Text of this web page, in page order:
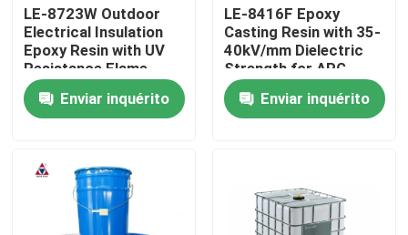
Para casa
Produtos
Espetáculo VR
LE-8723W Outdoor
Electrical Insulation
Epoxy Resin with UV
Resistance Flame
Retardant and
Thermal Conductivity
Enviar inquérito
LE-8416F Epoxy
Casting Resin with 35-
40kV/mm Dielectric
Strength for APG
Process and 0.6-0.8%
Cure Shrinkage
Enviar inquérito